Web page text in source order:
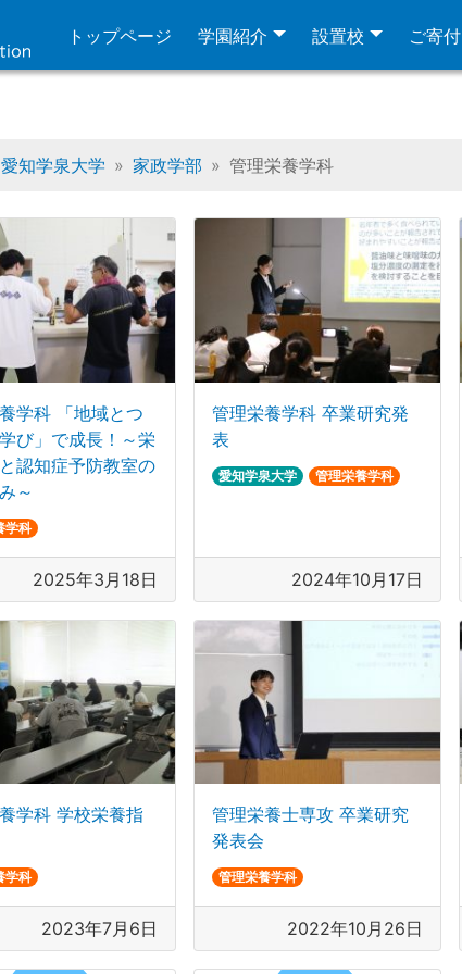
トップページ 学園紹介 設置校 ご寄付
愛知学泉大学 家政学部 管理栄養学科
学科 「地域とつ
び」で成長！～栄
認知症予防教室の
～
学科
2025年3月18日
管理栄養学科 卒業研究発
表
愛知学泉大学 管理栄養学科
2024年10月17日
学科 学校栄養指
学科
2023年7月6日
管理栄養士専攻 卒業研究
発表会
管理栄養学科
2022年10月26日